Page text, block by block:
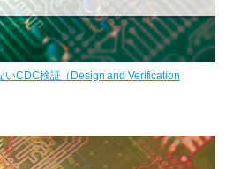
いCDC検証（Design and Verification